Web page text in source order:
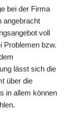
bei der Firma
angebracht
voll
Problemen bzw.
lässt sich die
über die
in allem können